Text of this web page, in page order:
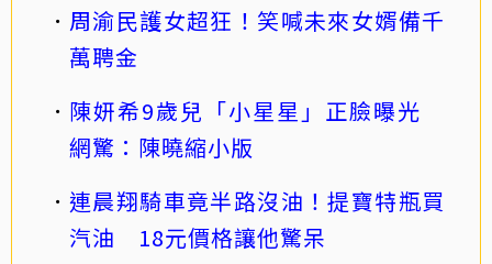
周渝民護女超狂！笑喊未來女婿備千
萬聘金
陳妍希9歲兒「小星星」正臉曝光
網驚：陳曉縮小版
連晨翔騎車竟半路沒油！提寶特瓶買
汽油 18元價格讓他驚呆